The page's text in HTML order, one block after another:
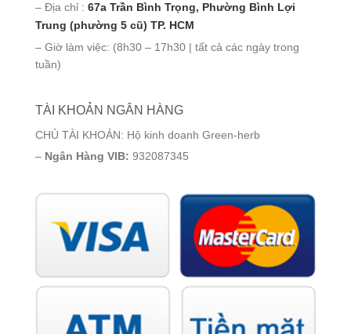
– Địa chỉ : 67a Trần Bình Trọng, Phường Bình Lợi
Trung (phường 5 cũ) TP. HCM
– Giờ làm việc: (8h30 – 17h30 | tất cả các ngày trong
tuần)
TÀI KHOẢN NGÂN HÀNG
CHỦ TÀI KHOẢN: Hộ kinh doanh Green-herb
– Ngân Hàng VIB: 932087345